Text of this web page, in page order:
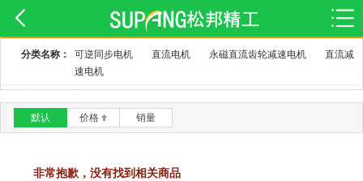
分类名称： 可逆同步电机 直流电机 永磁直流齿轮减速电机
直流减
速电机
默认 价格 销量
非常抱歉，没有找到相关商品